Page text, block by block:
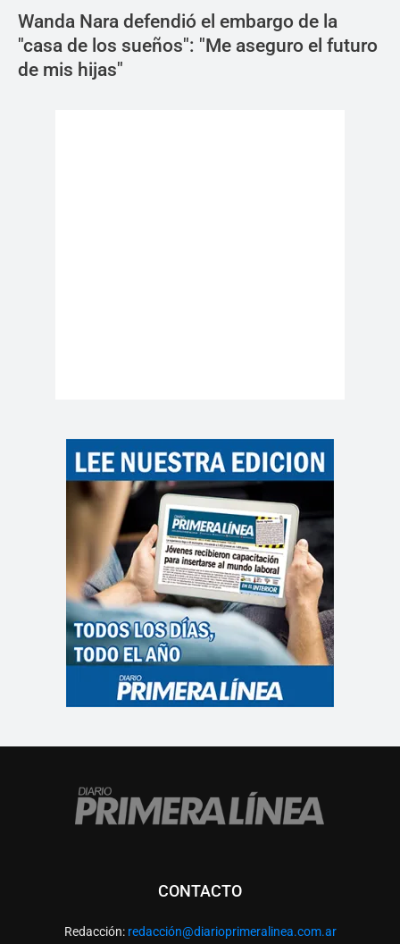
Wanda Nara defendió el embargo de la
"casa de los sueños": "Me aseguro el futuro
de mis hijas"
CONTACTO
Redacción: redacción@diarioprimeralinea.com.ar